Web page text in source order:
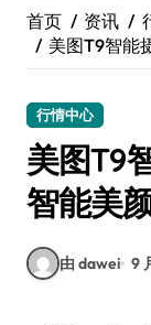
首页 资讯
美图T9智能
行情中心
美图T9
智能美
由 dawei 9